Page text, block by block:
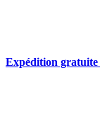
Expédition gratuite